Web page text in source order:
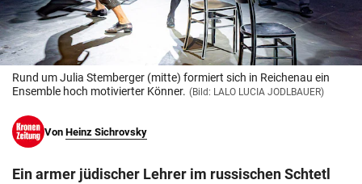
© Krone Multimedia GmbH & Co KG 2026
Muthgasse 2, 1190 Wien
Rund um Julia Stemberger (mitte) formiert sich in Reichenau ein
Ensemble hoch motivierter Könner. (Bild: LALO LUCIA JODLBAUER)
Von Heinz Sichrovsky
Ein armer jüdischer Lehrer im russischen Schtetl